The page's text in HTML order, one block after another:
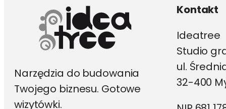
Narzędzia do budowania
Twojego biznesu. Gotowe
wizytówki.
Kontakt
Ideatree
Studio
ul.
32-400